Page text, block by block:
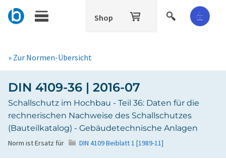
Shop
» Zur Normen-Übersicht
DIN 4109-36 | 2016-07
Schallschutz im Hochbau - Teil 36: Daten für die
rechnerischen Nachweise des Schallschutzes
(Bauteilkatalog) - Gebäudetechnische Anlagen
Norm ist Ersatz für DIN 4109 Beiblatt 1 [1989-11]